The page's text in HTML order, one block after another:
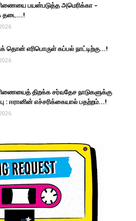
பயன்படுத்த அமெரிக்கா –
தடை...!
தொன் எரிபொருள் கப்பல் நாட்டிற்கு...!
திறக்க சர்வதேச நாடுகளுக்கு
: ஈரானின் எச்சரிக்கையால் பதற்றம்...!